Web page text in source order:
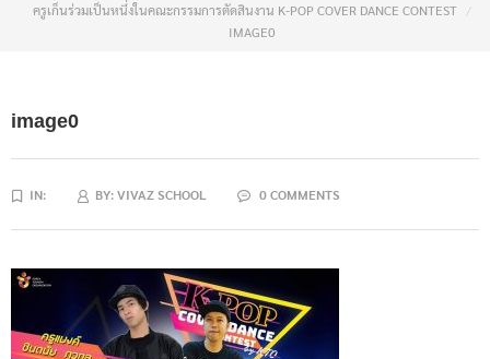
ครูเก็นร่วมเป็นหนึ่งในคณะกรรมการตัดสินงาน K-POP COVER DANCE CONTEST
IMAGE0
image0
IN: BY:VIVAZ SCHOOL 0 COMMENTS